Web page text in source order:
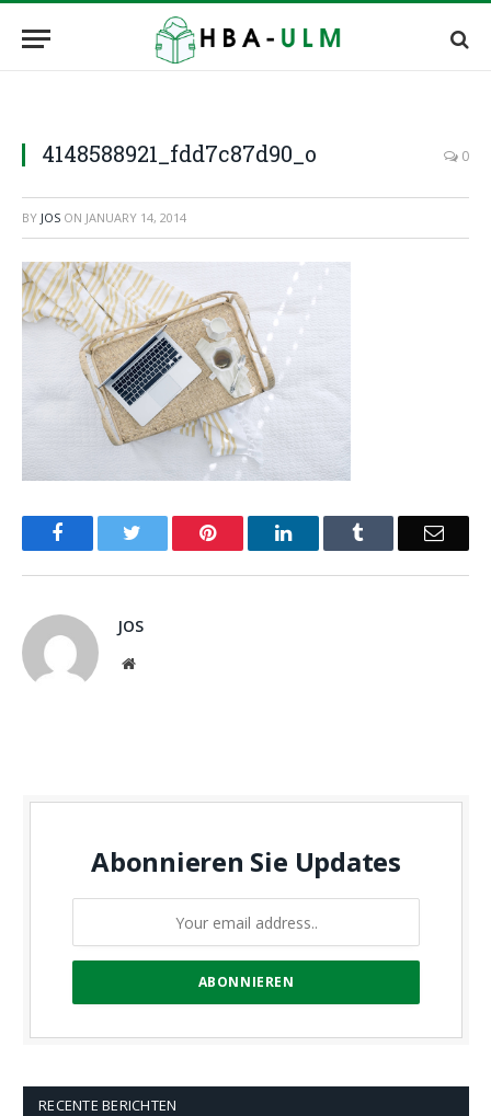
4148588921_fdd7c87d90_o 0
BY JOS ON JANUARY 14, 2014
Facebook Pinterest LinkedIn Email
JOS
Website
Abonnieren Sie Updates
RECENTE BERICHTEN